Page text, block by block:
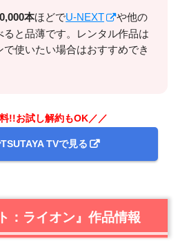
NEXTヘルプセンター
!!お試し解約もOK／／
本ほどでU-NEXT
や他の
と品薄です。レンタル作品は
使いたい場合はおすすめでき
!!お試し解約もOK／／
TVで見る
：ライオン』作品情報